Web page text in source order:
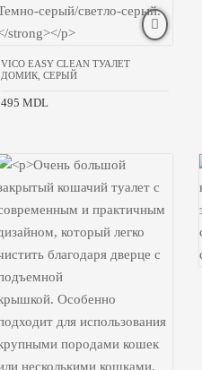
VICO EASY CLEAN ТУАЛЕТ
ДОМИК, СЕРЫЙ
495 MDL